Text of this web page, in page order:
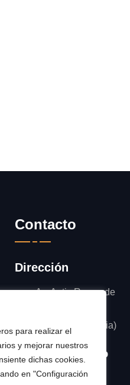
para realizar el
y mejorar nuestros
dichas cookies.
en "Configuración
Contacto
Dirección
Av. Antic Regne de
Catadau (Valencia)
Número / Correo
962 369 336